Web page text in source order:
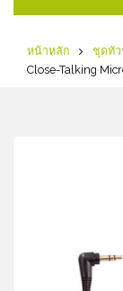
หน้าหลัก ชุดทัว
Close-Talking